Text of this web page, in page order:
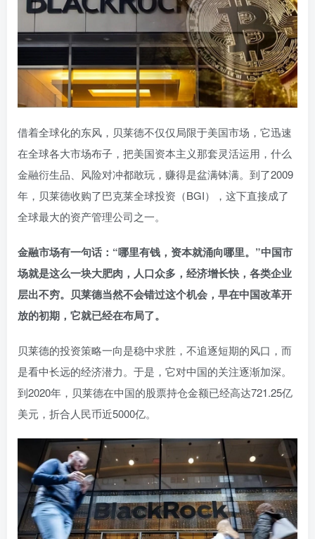
借着全球化的东风，贝莱德不仅仅局限于美国市场，它迅速
在全球各大市场布子，把美国资本主义那套灵活运用，什么
金融衍生品、风险对冲都敢玩，赚得是盆满钵满。到了2009
年，贝莱德收购了巴克莱全球投资（BGI），这下直接成了
全球最大的资产管理公司之一。
金融市场有一句话：“哪里有钱，资本就涌向哪里。”中国市
场就是这么一块大肥肉，人口众多，经济增长快，各类企业
层出不穷。贝莱德当然不会错过这个机会，早在中国改革开
放的初期，它就已经在布局了。
贝莱德的投资策略一向是稳中求胜，不追逐短期的风口，而
是看中长远的经济潜力。于是，它对中国的关注逐渐加深。
到2020年，贝莱德在中国的股票持仓金额已经高达721.25亿
美元，折合人民币近5000亿。